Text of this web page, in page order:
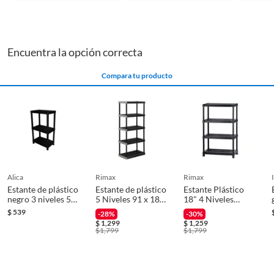
Encuentra la opción correcta
Compara tu producto
alica
Estante de plástico
negro 3 niveles 56
x 94.5 x 33.5 cm
$539
rimax
Estante de plástico
5 Niveles 91 x 186
x 48 cm
-28%
$1,299
$1,799
rimax
Estante Plástico
18" 4 Niveles
Negro/Gris
-30%
$1,259
$1,799